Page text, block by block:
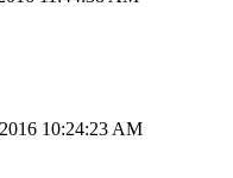
10:24:23 AM